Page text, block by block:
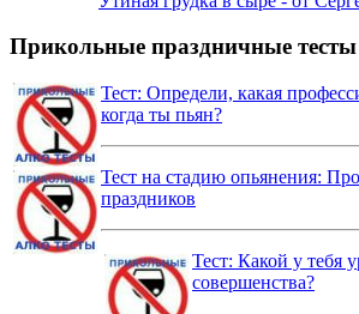
Прикольные праздничные тесты
Тест: Определи, какая
когда ты пьян?
Тест на стадию опьянения:
праздников
Тест: Какой у тебя
совершенства?